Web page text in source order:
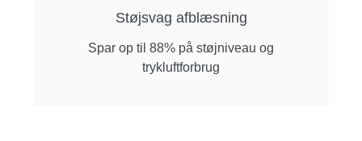
Støjsvag afblæsning
Spar op til 88% på støjniveau og
trykluftforbrug